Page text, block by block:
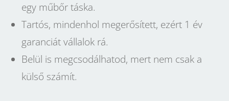
egy műbőr táska.
Tartós, mindenhol megerősített, ezért 1 év
garanciát vállalok rá.
Belül is megcsodálhatod, mert nem csak a
külső számít.